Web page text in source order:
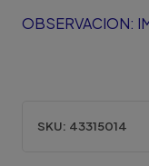
OBSERVACION:
SKU: 43315014